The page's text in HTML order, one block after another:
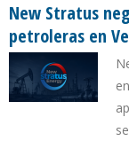
New Stratus
petroleras en
se